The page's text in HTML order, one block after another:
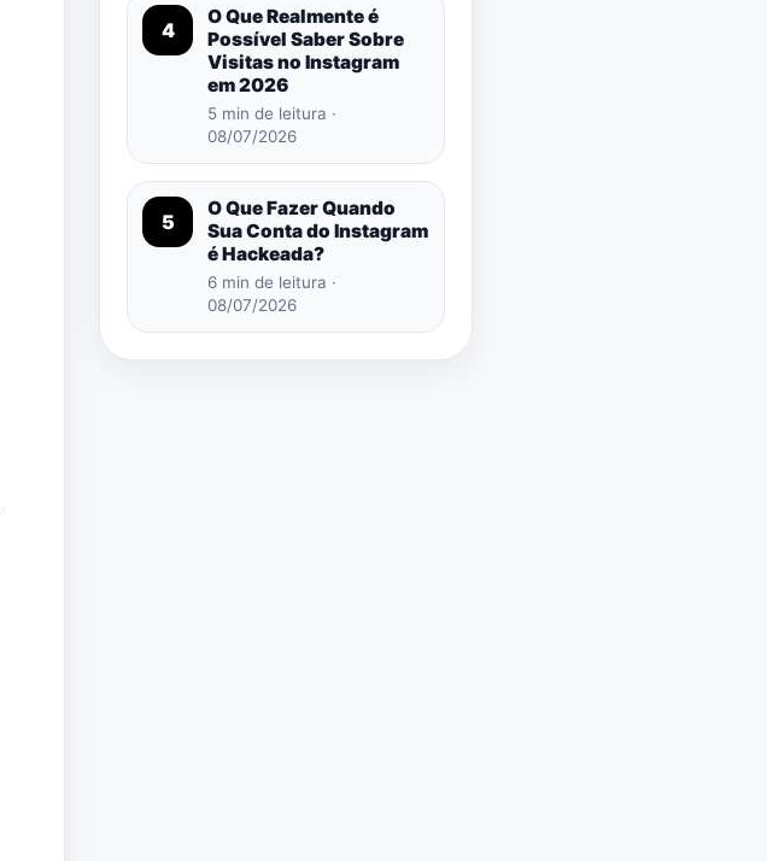
4
O Que Realmente é
Possível Saber Sobre
Visitas no Instagram
em 2026
5 min de leitura ·
08/07/2026
5
O Que Fazer Quando
Sua Conta do Instagram
é Hackeada?
6 min de leitura ·
08/07/2026